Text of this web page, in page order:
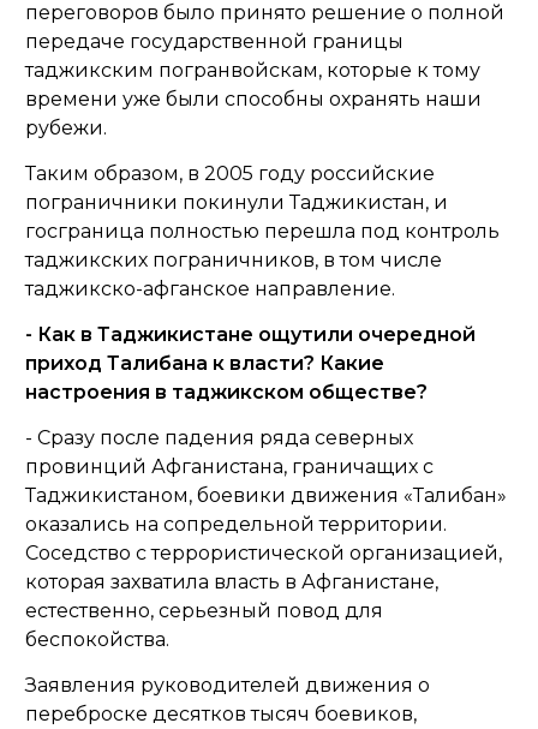
переговоров было принято решение о полной
передаче государственной границы
таджикским погранвойскам, которые к тому
времени уже были способны охранять наши
рубежи.
Таким образом, в 2005 году российские
пограничники покинули Таджикистан, и
госграница полностью перешла под контроль
таджикских пограничников, в том числе
таджикско-афганское направление.
- Как в Таджикистане ощутили очередной
приход Талибана к власти? Какие
настроения в таджикском обществе?
- Сразу после падения ряда северных
провинций Афганистана, граничащих с
Таджикистаном, боевики движения «Талибан»
оказались на сопредельной территории.
Соседство с террористической организацией,
которая захватила власть в Афганистане,
естественно, серьезный повод для
беспокойства.
Заявления руководителей движения о
переброске десятков тысяч боевиков,